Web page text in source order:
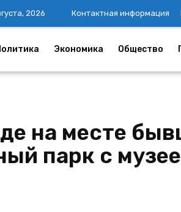
2026 Контактная информация
Экономика Общество
на месте
парк с